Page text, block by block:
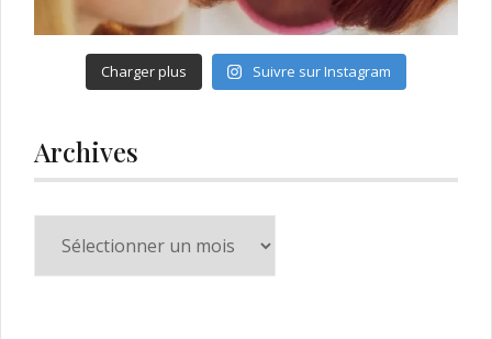
Charger plus Suivre sur Instagram
Archives